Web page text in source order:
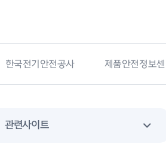
제품안전정보센터 소상공인포털
관련사이트